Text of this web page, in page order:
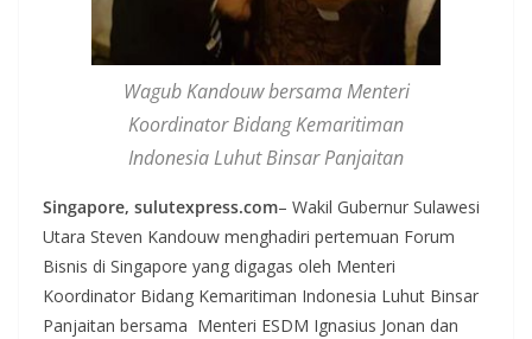
Wagub Kandouw bersama Menteri
Koordinator Bidang Kemaritiman
Indonesia Luhut Binsar Panjaitan
Singapore, sulutexpress.com– Wakil Gubernur Sulawesi
Utara Steven Kandouw menghadiri pertemuan Forum
Bisnis di Singapore yang digagas oleh Menteri
Koordinator Bidang Kemaritiman Indonesia Luhut Binsar
Panjaitan bersama Menteri ESDM Ignasius Jonan dan